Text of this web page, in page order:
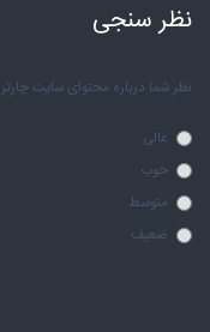
نظر سنجی
نظر شما درباره محتوای سایت چارتر 2020 چیست؟
عالی
خوب
متوسط
ضعیف